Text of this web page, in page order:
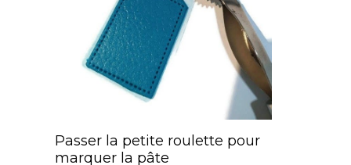
Passer la petite roulette pour
marquer la pâte